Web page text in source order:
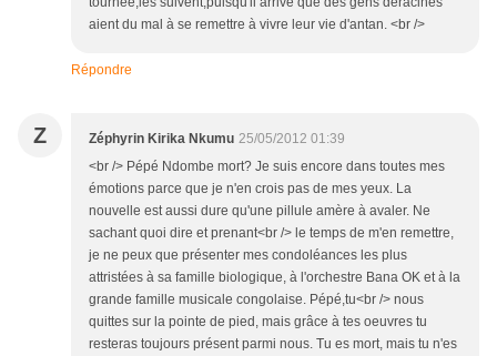
aient du mal à se remettre à vivre leur vie d'antan. <br />
Répondre
Z Zéphyrin Kirika Nkumu 25/05/2012 01:39
<br /> Pépé Ndombe mort? Je suis encore dans toutes mes
émotions parce que je n'en crois pas de mes yeux. La
nouvelle est aussi dure qu'une pillule amère à avaler. Ne
sachant quoi dire et prenant<br /> le temps de m'en remettre,
je ne peux que présenter mes condoléances les plus
attristées à sa famille biologique, à l'orchestre Bana OK et à la
grande famille musicale congolaise. Pépé,tu<br /> nous
quittes sur la pointe de pied, mais grâce à tes oeuvres tu
resteras toujours présent parmi nous. Tu es mort, mais tu n'es